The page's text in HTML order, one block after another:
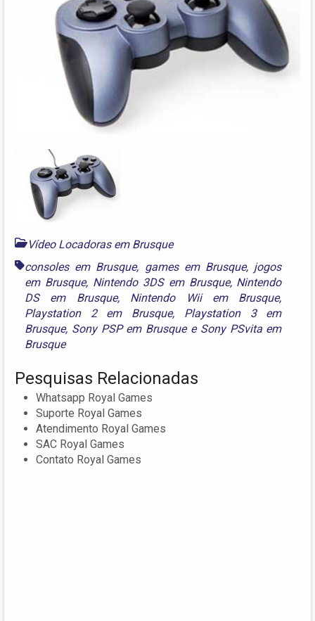
Vídeo Locadoras em Brusque
consoles em Brusque, games em Brusque, jogos
em Brusque, Nintendo 3DS em Brusque, Nintendo
DS em Brusque, Nintendo Wii em Brusque,
Playstation 2 em Brusque, Playstation 3 em
Brusque, Sony PSP em Brusquee Sony PSvita em
Brusque
Pesquisas Relacionadas
Whatsapp Royal Games
Suporte Royal Games
Atendimento Royal Games
SAC Royal Games
Contato Royal Games